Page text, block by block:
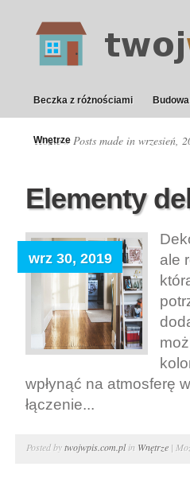
Beczka z różnościami
Wnętrze
Home» Posts made in wrzesień,
Elementy
wrz 30, 2019
ale
wpłynąć na atmosferę
łączenie...
Posted bytwojwpis.com.plin Wnętrze |